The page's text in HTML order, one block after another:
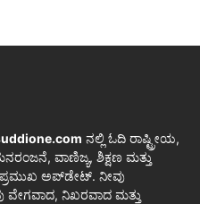
ನಲ್ಲಿ ಓದಿ ರಾಷ್ಟ್ರೀಯ,
ವಾಣಿಜ್ಯ, ಶಿಕ್ಷಣ ಮತ್ತು
ಪ್ರಮುಖ ಅಪ್‌ಡೇಟ್. ನೀವು
ನಿಖರವಾದ ಮತ್ತು